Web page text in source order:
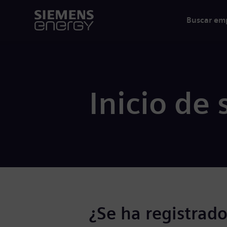
Buscar
Inicio de
¿Se ha